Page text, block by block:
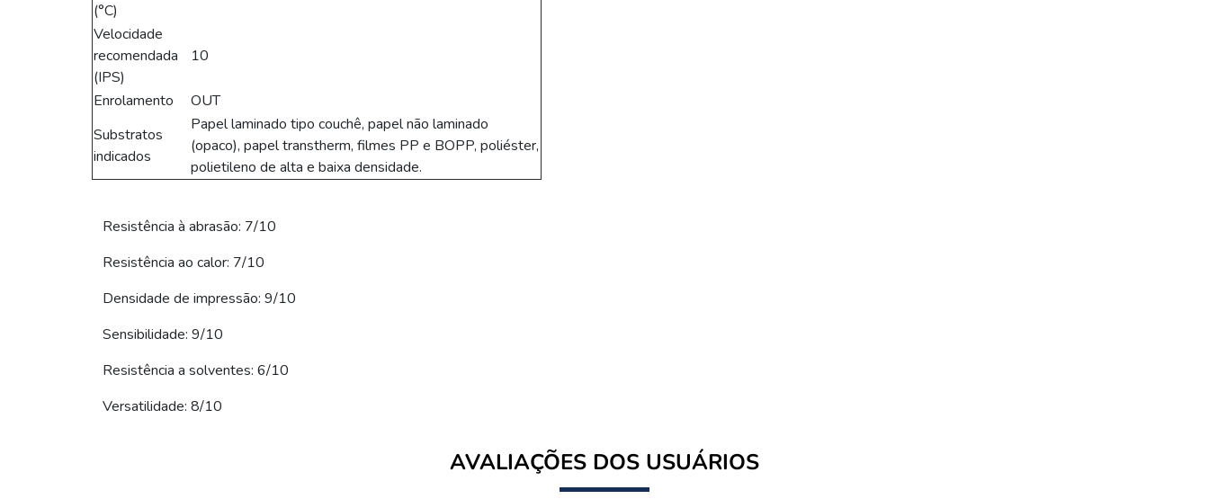
(°C)
Velocidade
recomendada
(IPS)
10
Enrolamento
OUT
Substratos
indicados
Papel laminado tipo couchê, papel não laminado
(opaco), papel transtherm, filmes PP e BOPP, poliéster,
polietileno de alta e baixa densidade.
Resistência à abrasão: 7/10
Resistência ao calor: 7/10
Densidade de impressão: 9/10
Sensibilidade: 9/10
Resistência a solventes: 6/10
Versatilidade: 8/10
AVALIAÇÕES DOS USUÁRIOS